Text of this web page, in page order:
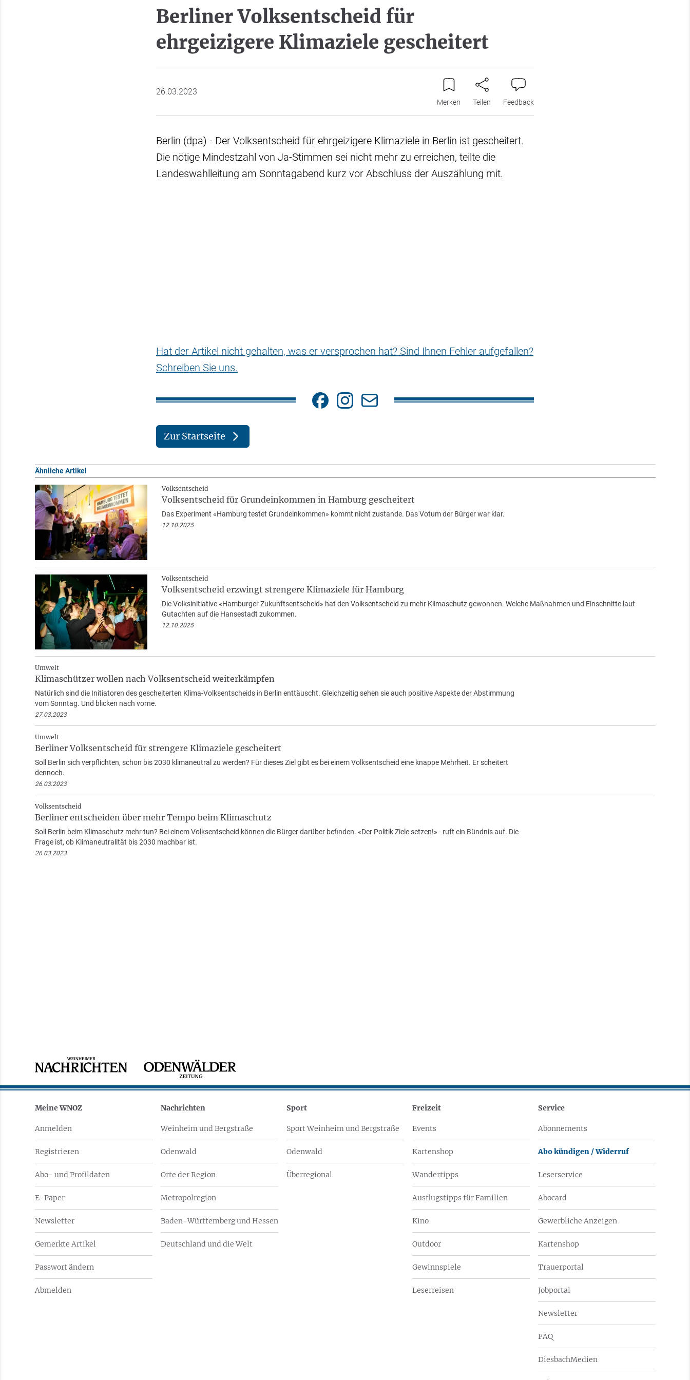
Berliner Volksentscheid für
ehrgeizigere Klimaziele gescheitert
26.03.2023
Merken Teilen Feedback
Berlin (dpa) - Der Volksentscheid für ehrgeizigere Klimaziele in Berlin ist gescheitert.
Die nötige Mindestzahl von Ja-Stimmen sei nicht mehr zu erreichen, teilte die
Landeswahlleitung am Sonntagabend kurz vor Abschluss der Auszählung mit.
Hat der Artikel nicht gehalten, was er versprochen hat? Sind Ihnen Fehler aufgefallen?
Schreiben Sie uns.
Zur Startseite
Ähnliche Artikel
Volksentscheid
Volksentscheid für Grundeinkommen in Hamburg gescheitert
Das Experiment «Hamburg testet Grundeinkommen» kommt nicht zustande. Das Votum der Bürger war klar.
12.10.2025
Volksentscheid
Volksentscheid erzwingt strengere Klimaziele für Hamburg
Die Volksinitiative «Hamburger Zukunftsentscheid» hat den Volksentscheid zu mehr Klimaschutz gewonnen. Welche Maßnahmen und Einschnitte laut
Gutachten auf die Hansestadt zukommen.
12.10.2025
Umwelt
Klimaschützer wollen nach Volksentscheid weiterkämpfen
Natürlich sind die Initiatoren des gescheiterten Klima-Volksentscheids in Berlin enttäuscht. Gleichzeitig sehen sie auch positive Aspekte der Abstimmung
vom Sonntag. Und blicken nach vorne.
27.03.2023
Umwelt
Berliner Volksentscheid für strengere Klimaziele gescheitert
Soll Berlin sich verpflichten, schon bis 2030 klimaneutral zu werden? Für dieses Ziel gibt es bei einem Volksentscheid eine knappe Mehrheit. Er scheitert
dennoch.
26.03.2023
Volksentscheid
Berliner entscheiden über mehr Tempo beim Klimaschutz
Soll Berlin beim Klimaschutz mehr tun? Bei einem Volksentscheid können die Bürger darüber befinden. «Der Politik Ziele setzen!» - ruft ein Bündnis auf. Die
Frage ist, ob Klimaneutralität bis 2030 machbar ist.
26.03.2023
Meine WNOZ
Anmelden
Registrieren
Abo- und Profildaten
E-Paper
Newsletter
Gemerkte Artikel
Passwort ändern
Abmelden
Nachrichten
Weinheim und Bergstraße
Odenwald
Orte der Region
Metropolregion
Baden-Württemberg und Hessen
Deutschland und die Welt
Sport
Sport Weinheim und Bergstraße
Odenwald
Überregional
Freizeit
Events
Kartenshop
Wandertipps
Ausflugstipps für Familien
Kino
Outdoor
Gewinnspiele
Leserreisen
Service
Abonnements
Abo kündigen / Widerruf
Leserservice
Abocard
Gewerbliche Anzeigen
Kartenshop
Trauerportal
Jobportal
Newsletter
FAQ
DiesbachMedien